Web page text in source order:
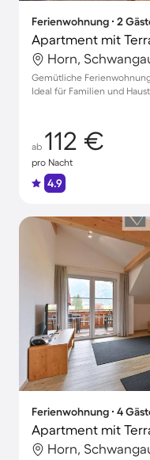
Ferienwohnung ∙ 2
Apartment mit
Horn,
Gemütliche
Ideal für Familien und
ab 112 €
pro Nacht
4.9
Ferienwohnung ∙ 4
Apartment mit
Horn,